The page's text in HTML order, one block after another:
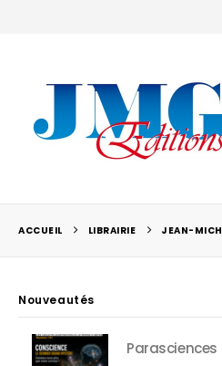
ACCUEIL LIBRAIRIE JEAN-
Nouveautés
Parasciences